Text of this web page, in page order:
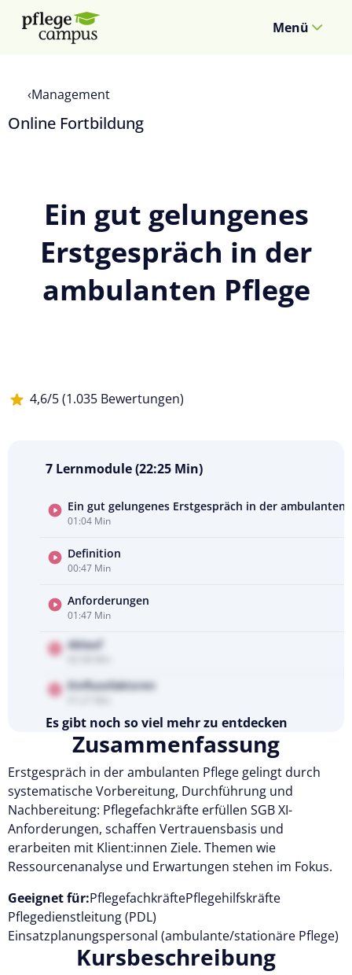
Menü
Management
Online Fortbildung
Ein gut gelungenes
Erstgespräch in der
ambulanten Pflege
4,6/5 (1.035 Bewertungen)
Kursvorschau
ansehen
7 Lernmodule (22:25 Min)
Ein gut gelungenes Erstgespräch in der ambulanten
01:04 Min
Definition
00:47 Min
Anforderungen
01:47 Min
Ablauf
Einflussfaktoren
Es gibt noch so viel mehr zu entdecken
Testen Sie Pflegecampus 14 Tage kostenlos.
Kostenlos testen
Zusammenfassung
Erstgespräch in der ambulanten Pflege gelingt durch
systematische Vorbereitung, Durchführung und
Nachbereitung: Pflegefachkräfte erfüllen SGB XI-
Anforderungen, schaffen Vertrauensbasis und
erarbeiten mit Klient:innen Ziele. Themen wie
Ressourcenanalyse und Erwartungen stehen im Fokus.
Geeignet für:PflegefachkräftePflegehilfskräfte
Pflegedienstleitung (PDL)
Einsatzplanungspersonal (ambulante/stationäre Pflege)
Kursbeschreibung